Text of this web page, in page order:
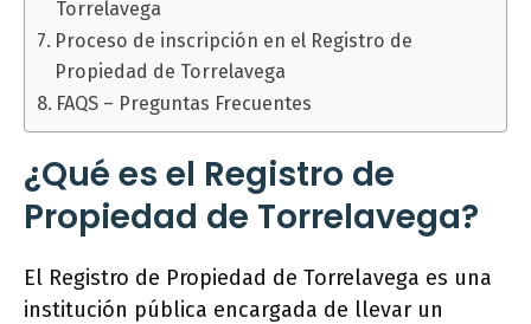
Torrelavega
Proceso de inscripción en el Registro de
Propiedad de Torrelavega
FAQS – Preguntas Frecuentes
¿Qué es el Registro de
Propiedad de Torrelavega?
El Registro de Propiedad de Torrelavega es una
institución pública encargada de llevar un